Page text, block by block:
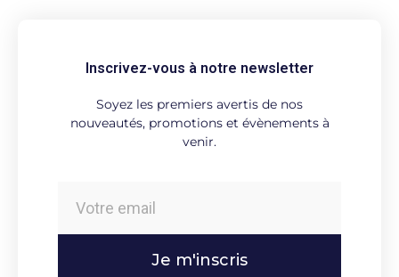
Inscrivez-vous à notre newsletter
Soyez les premiers avertis de nos
nouveautés, promotions et évènements à
venir.
Je m'inscris